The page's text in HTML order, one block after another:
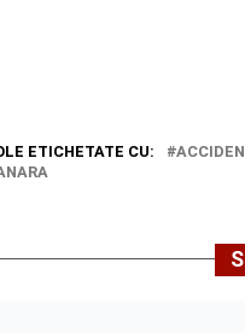
ETICHETATE CU: